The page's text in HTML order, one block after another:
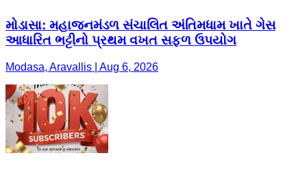
મોડાસા: મહાજનમંડળ સંચાલિત અંતિમધામ ખાતે ગેસ
આધારિત ભટ્ટીનો પ્રથમ વખત સફળ ઉપયોગ
Modasa, Aravallis | Aug 6, 2026